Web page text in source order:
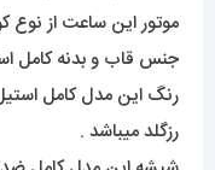
موتور این ساعت از نوع
جنس قاب و بدنه کامل
رنگ این مدل کامل
رزگلد میباشد .